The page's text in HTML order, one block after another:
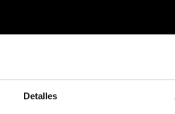
Detalles